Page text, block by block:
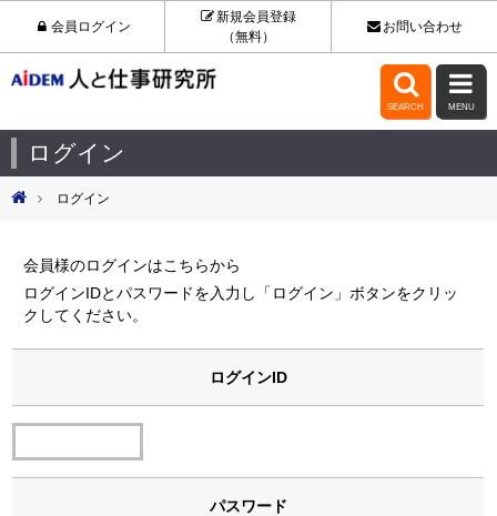
会員ログイン
新規会員登録
（無料）
お問い合わせ

SEARCH

MENU
ログイン
ログイン
会員様のログインはこちらから
ログインIDとパスワードを入力し「ログイン」ボタンをクリッ
クしてください。
ログインID
パスワード